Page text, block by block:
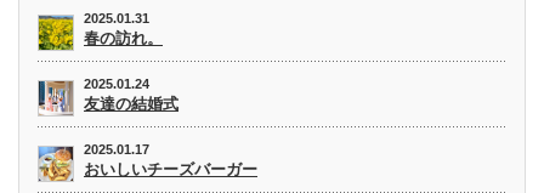
2025.01.31
春の訪れ。
2025.01.24
友達の結婚式
2025.01.17
おいしいチーズバーガー